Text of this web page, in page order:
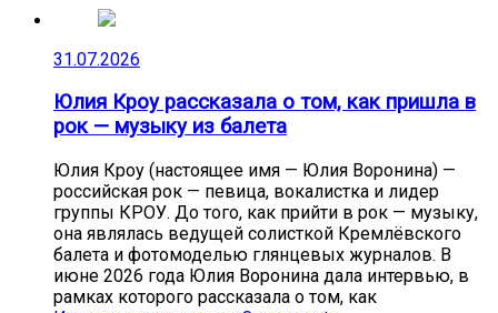
31.07.2026
Юлия Кроу рассказала о том, как пришла в
рок — музыку из балета
Юлия Кроу (настоящее имя — Юлия Воронина) —
российская рок — певица, вокалистка и лидер
группы КРОУ. До того, как прийти в рок — музыку,
она являлась ведущей солисткой Кремлёвского
балета и фотомоделью глянцевых журналов. В
июне 2026 года Юлия Воронина дала интервью, в
рамках которого рассказала о том, как